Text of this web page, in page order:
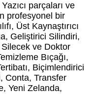
parçaları ve
profesyonel bir
Üst Kaynaştırıcı
Geliştirici Silindiri,
ve Doktor
Bıçağı,
Biçimlendirici
Conta, Transfer
Yeni Zelanda,